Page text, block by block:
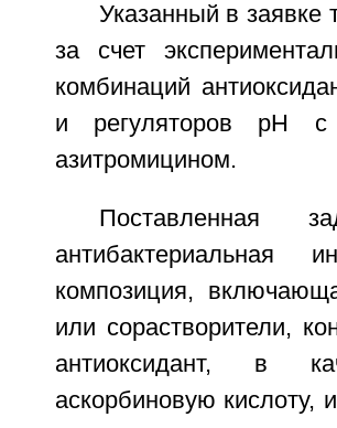
Указанный в заявке
за счет
комбинаций
и регуляторов pH с
азитромицином.
Поставленная
антибактериальная
композиция,
или сорастворители,
антиоксидант, в
аскорбиновую кислоту,